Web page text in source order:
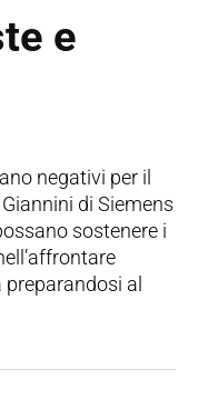
e
negativi per il
di Siemens
sostenere i
preparandosi al